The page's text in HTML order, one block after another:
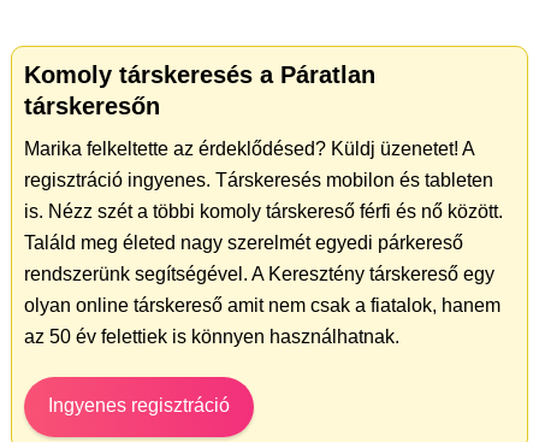
Komoly társkeresés a Páratlan
társkeresőn
Marika felkeltette az érdeklődésed? Küldj üzenetet! A
regisztráció ingyenes. Társkeresés mobilon és tableten
is. Nézz szét a többi komoly társkereső férfi és nő között.
Találd meg életed nagy szerelmét egyedi párkereső
rendszerünk segítségével. A Keresztény társkereső egy
olyan online társkereső amit nem csak a fiatalok, hanem
az 50 év felettiek is könnyen használhatnak.
Ingyenes regisztráció